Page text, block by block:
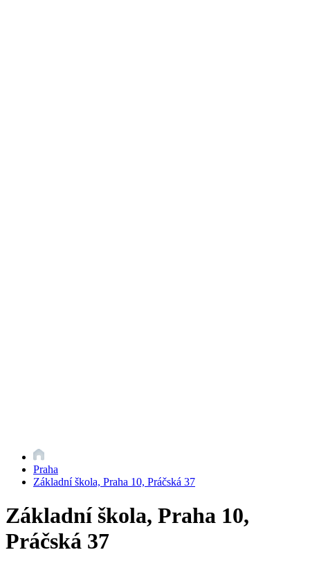
Praha
Základní škola, Praha 10, Práčská 37
Základní škola, Praha 10,
Práčská 37